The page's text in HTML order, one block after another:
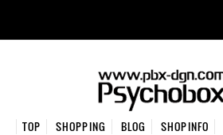
TOP SHOPPING BLOG SHOPINFO